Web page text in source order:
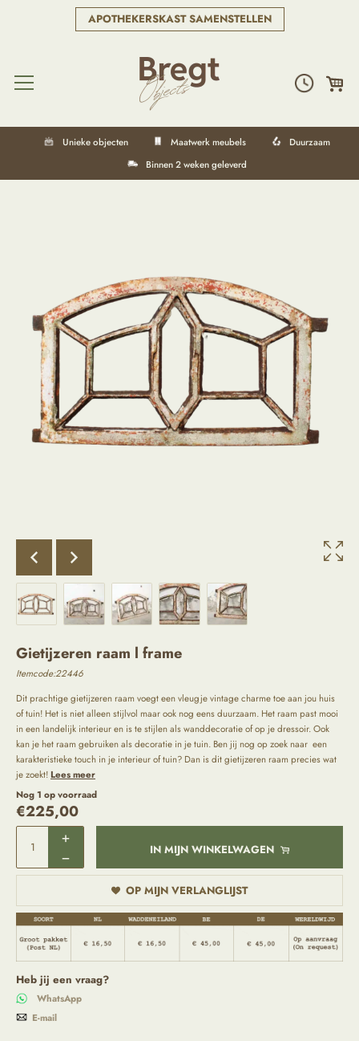
APOTHEKERSKAST SAMENSTELLEN
Unieke objecten Maatwerk meubels
Duurzaam
Binnen 2 weken geleverd
Gietijzeren raam l frame
Itemcode:22446
Dit prachtige gietijzeren raam voegt een vleugje vintage charme toe aan jou huis
of tuin! Het is niet alleen stijlvol maar ook nog eens duurzaam. Het raam past mooi
in een landelijk interieur en is te stijlen als wanddecoratie of op je dressoir. Ook
kan je het raam gebruiken als decoratie in je tuin. Ben jij nog op zoek naar een
karakteristieke touch in je interieur of tuin? Dan is dit gietijzeren raam precies wat
je zoekt!Lees meer
Nog 1 op voorraad
€225,00
IN MIJN WINKELWAGEN
OP MIJN VERLANGLIJST
Heb jij een vraag?
WhatsApp
E-mail